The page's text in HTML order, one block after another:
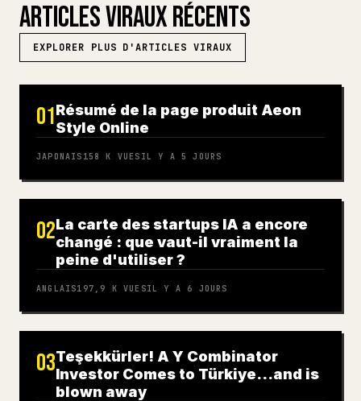
ARTICLES VIRAUX RÉCENTS
EXPLORER PLUS D'ARTICLES VIRAUX
01Résumé de la page produit Aeon
Style Online
JAPONAIS 158 K VUES IL Y A 5 JOURS
02La carte des startups IA a encore
changé : que vaut-il vraiment la
peine d'utiliser ?
ANGLAIS197,9 K VUESIL Y A 6 JOURS
03Teşekkürler! A Y Combinator
Investor Comes to Türkiye…and is
blown away